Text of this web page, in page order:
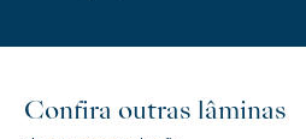
Confira outras lâminas